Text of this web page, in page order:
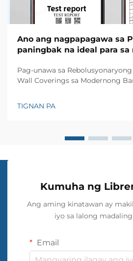
Ano ang nagpapagawa sa
paningbak na ideal para sa
Pag-unawa sa
Wall Coverings sa Modernong
materyales na nagdulot ng
TIGNAN PA
Kumuha ng
Ang aming kinatawan ay
iyo sa lalong
Email